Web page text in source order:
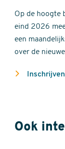
Op de hoogte
eind 2026
een
over de
Ook